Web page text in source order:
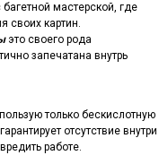
мастерской, где
своих картин.
это своего рода
запечатана внутрь
только бескислотную
отсутствие внутри
работе.